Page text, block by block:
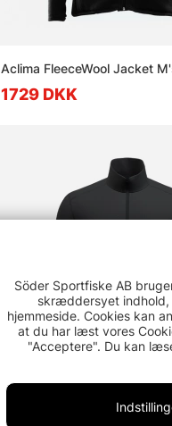
Aclima FleeceWool Jacket
1729 DKK
Söder Sportfiske AB
skræddersyet indhold,
hjemmeside. Cookies kan
at du har læst vores
"Acceptere". Du kan